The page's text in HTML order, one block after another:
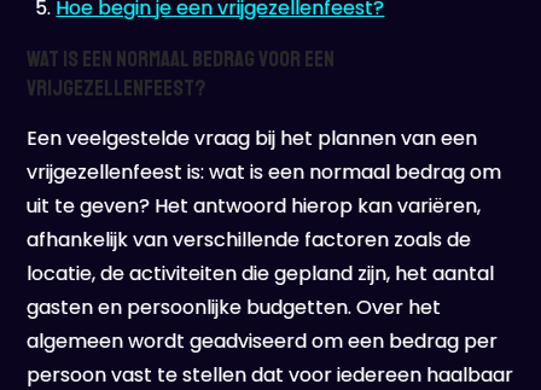
Hoe begin je een vrijgezellenfeest?
Wat is een normaal bedrag voor een
vrijgezellenfeest?
Een veelgestelde vraag bij het plannen van een
vrijgezellenfeest is: wat is een normaal bedrag om
uit te geven? Het antwoord hierop kan variëren,
afhankelijk van verschillende factoren zoals de
locatie, de activiteiten die gepland zijn, het aantal
gasten en persoonlijke budgetten. Over het
algemeen wordt geadviseerd om een bedrag per
persoon vast te stellen dat voor iedereen haalbaar